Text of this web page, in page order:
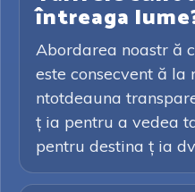
întreaga
Abordarea noastr ă
este consecvent ă
ntotdeauna
ț ia pentru a vedea
pentru destina ț ia